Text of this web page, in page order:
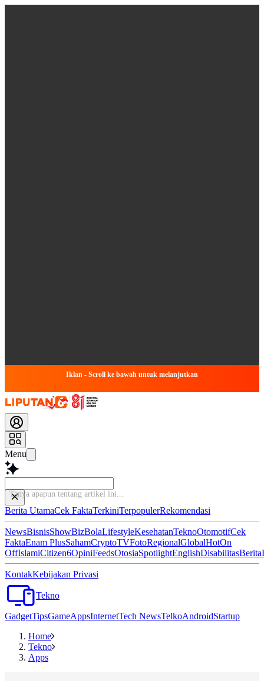
Iklan - Scroll ke bawah untuk melanjutkan
Menu
Tanya apap
Berita UtamaCek FaktaTerkiniTerpopulerRekomendasi
NewsBisnisShowBizBolaLifestyleKesehatanTeknoOtomotifCek
FaktaEnam PlusSahamCryptoTVFotoRegionalGlobalHotOn
OffIslamiCitizen6OpiniFeedsOtosiaSpotlightEnglishDisabilitasBerita
KontakKebijakan Privasi
Tekno
GadgetTipsGameAppsInternetTech NewsTelkoAndroidStartup
Home
Tekno
Apps